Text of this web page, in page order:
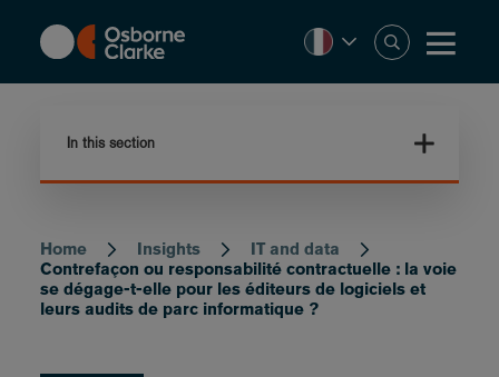
content
In this section
Breadcrumb
Home Insights
IT and data
Contrefaçon ou responsabilité contractuelle : la voie
se dégage-t-elle pour les éditeurs de logiciels et
leurs audits de parc informatique ?